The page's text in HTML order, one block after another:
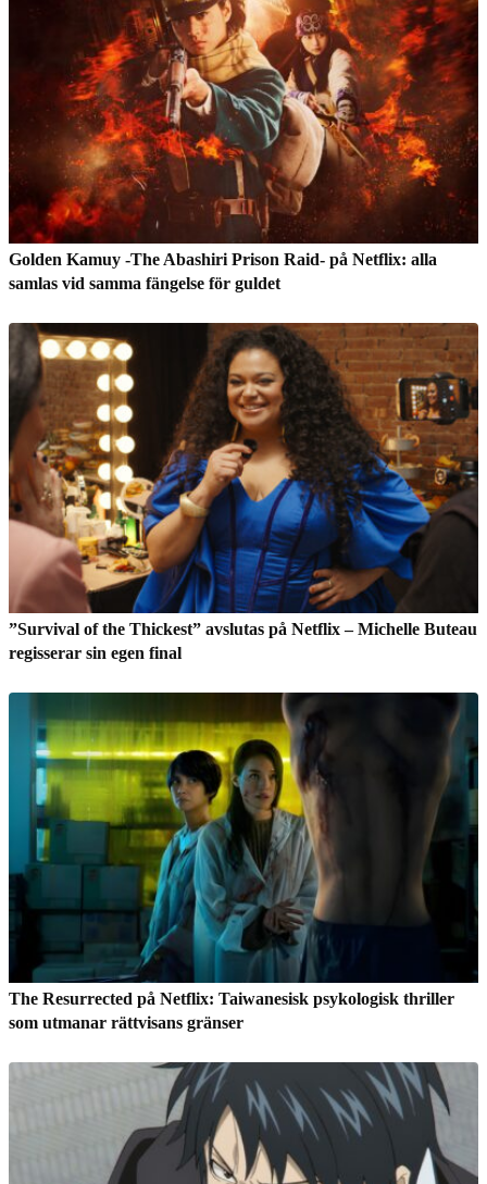
Golden Kamuy -The Abashiri Prison Raid- på Netflix: alla
samlas vid samma fängelse för guldet
”Survival of the Thickest” avslutas på Netflix – Michelle Buteau
regisserar sin egen final
The Resurrected på Netflix: Taiwanesisk psykologisk thriller
som utmanar rättvisans gränser